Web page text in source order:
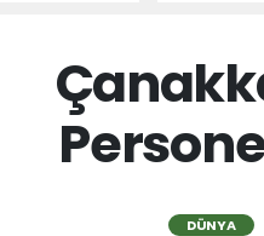
DÜNYA